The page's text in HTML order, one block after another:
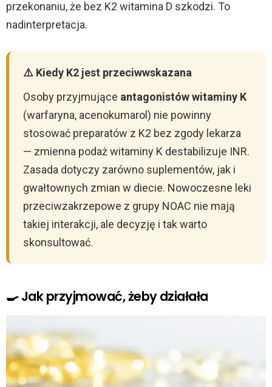
przekonaniu, że bez K2 witamina D szkodzi. To
nadinterpretacja.
⚠️ Kiedy K2 jest przeciwwskazana
Osoby przyjmujące antagonistów witaminy K
(warfaryna, acenokumarol) nie powinny
stosować preparatów z K2 bez zgody lekarza
— zmienna podaż witaminy K destabilizuje INR.
Zasada dotyczy zarówno suplementów, jak i
gwałtownych zmian w diecie. Nowoczesne leki
przeciwzakrzepowe z grupy NOAC nie mają
takiej interakcji, ale decyzję i tak warto
skonsultować.
🍳 Jak przyjmować, żeby działała